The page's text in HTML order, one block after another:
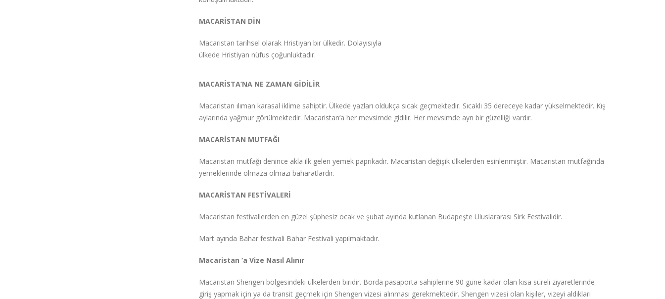
MACARİSTAN DİN
Macaristan tarihsel olarak Hristiyan bir ülkedir. Dolayısıyla
ülkede Hristiyan nüfus çoğunluktadır.
MACARİSTA’NA NE ZAMAN GİDİLİR
Macaristan ılıman karasal iklime sahiptir. Ülkede yazları oldukça sıcak geçmektedir. Sıcaklı 35 dereceye kadar yükselmektedir. Kış
aylarında yağmur görülmektedir. Macaristan’a her mevsimde gidilir. Her mevsimde ayrı bir güzelliği vardır.
MACARİSTAN MUTFAĞI
Macaristan mutfağı denince akla ilk gelen yemek paprikadır. Macaristan değişik ülkelerden esinlenmiştir. Macaristan mutfağında
yemeklerinde olmaza olmazı baharatlardır.
MACARİSTAN FESTİVALERİ
Macaristan festivallerden en güzel şüphesiz ocak ve şubat ayında kutlanan Budapeşte Uluslararası Sirk Festivalidir.
Mart ayında Bahar festivali Bahar Festivali yapılmaktadır.
Macaristan ‘a Vize Nasıl Alınır
Macaristan Shengen bölgesindeki ülkelerden biridir. Borda pasaporta sahiplerine 90 güne kadar olan kısa süreli ziyaretlerinde
giriş yapmak için ya da transit geçmek için Shengen vizesi alınması gerekmektedir. Shengen vizesi olan kişiler, vizeyi aldıkları